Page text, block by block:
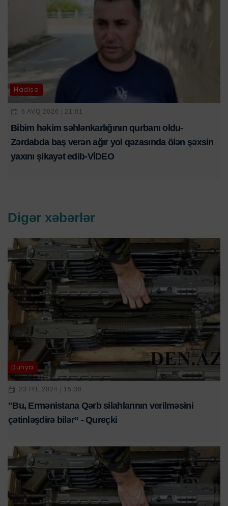
Hadisə
6 AVQ 2026 | 21:01
Bibim həkim səhlənkarlığının qurbanı oldu-
Zərdabda baş verən ağır yol qəzasında ölən şəxsin
yaxını şikayət edib-VİDEO
Digər xəbərlər
Dünya
23 IYL 2024 | 15:38
"Bu, Ermənistana Qərb silahlarının verilməsini
çətinləşdirə bilər” - Qureçki